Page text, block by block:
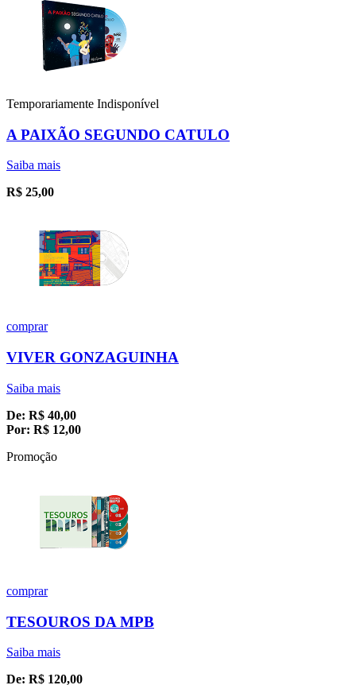
Temporariamente Indisponível
A PAIXÃO SEGUNDO CATULO
Saiba mais
R$ 25,00
comprar
VIVER GONZAGUINHA
Saiba mais
De: R$ 40,00
Por: R$ 12,00
Promoção
comprar
TESOUROS DA MPB
Saiba mais
De: R$ 120,00